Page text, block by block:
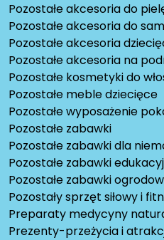
Pozostałe akcesoria do
Pozostałe akcesoria do
Pozostałe akcesoria
Pozostałe akcesoria na
Pozostałe kosmetyki do
Pozostałe meble dziecięce
Pozostałe wyposażenie
Pozostałe zabawki
Pozostałe zabawki dla
Pozostałe zabawki
Pozostałe zabawki
Pozostały sprzęt siłowy i
Preparaty medycyny
Prezenty-przeżycia i